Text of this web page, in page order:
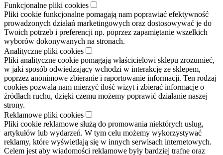
Funkcjonalne pliki cookies
Pliki cookie funkcjonalne pomagają nam poprawiać efektywność
prowadzonych działań marketingowych oraz dostosowywać je do
Twoich potrzeb i preferencji np. poprzez zapamiętanie wszelkich
wyborów dokonywanych na stronach.
Analityczne pliki cookies
Pliki analityczne cookie pomagają właścicielowi sklepu zrozumieć,
w jaki sposób odwiedzający wchodzi w interakcję ze sklepem,
poprzez anonimowe zbieranie i raportowanie informacji. Ten rodzaj
cookies pozwala nam mierzyć ilość wizyt i zbierać informacje o
źródłach ruchu, dzięki czemu możemy poprawić działanie naszej
strony.
Reklamowe pliki cookies
Pliki cookie reklamowe służą do promowania niektórych usług,
artykułów lub wydarzeń. W tym celu możemy wykorzystywać
reklamy, które wyświetlają się w innych serwisach internetowych.
Celem jest aby wiadomości reklamowe były bardziej trafne oraz